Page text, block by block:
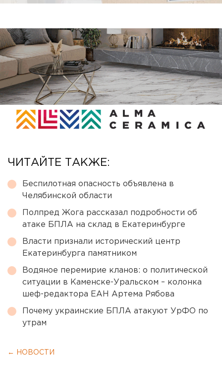
ЧИТАЙТЕ ТАКЖЕ:
Беспилотная опасность объявлена в
Челябинской области
Полпред Жога рассказал подробности об
атаке БПЛА на склад в Екатеринбурге
Власти признали исторический центр
Екатеринбурга памятником
Водяное перемирие кланов: о политической
ситуации в Каменске-Уральском – колонка
шеф-редактора ЕАН Артема Рябова
Почему украинские БПЛА атакуют УрФО по
утрам
← НОВОСТИ